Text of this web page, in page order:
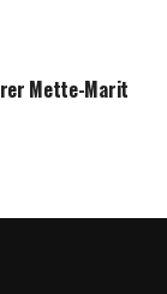
Mette-Marit